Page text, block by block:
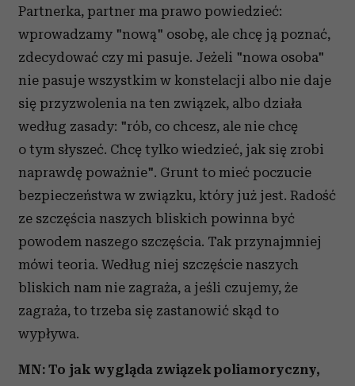
Partnerka, partner ma prawo powiedzieć:
wprowadzamy "nową" osobę, ale chcę ją poznać,
zdecydować czy mi pasuje. Jeżeli "nowa osoba"
nie pasuje wszystkim w konstelacji albo nie daje
się przyzwolenia na ten związek, albo działa
według zasady: "rób, co chcesz, ale nie chcę
o tym słyszeć. Chcę tylko wiedzieć, jak się zrobi
naprawdę poważnie". Grunt to mieć poczucie
bezpieczeństwa w związku, który już jest. Radość
ze szczęścia naszych bliskich powinna być
powodem naszego szczęścia. Tak przynajmniej
mówi teoria. Według niej szczęście naszych
bliskich nam nie zagraża, a jeśli czujemy, że
zagraża, to trzeba się zastanowić skąd to
wypływa.
MN: To jak wygląda związek poliamoryczny,